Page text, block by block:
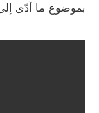
بموضوع ما أدّی